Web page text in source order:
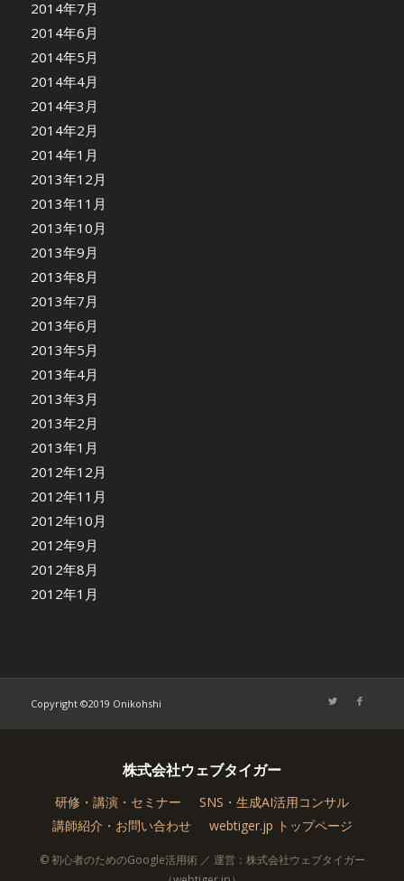
2014年7月
2014年6月
2014年5月
2014年4月
2014年3月
2014年2月
2014年1月
2013年12月
2013年11月
2013年10月
2013年9月
2013年8月
2013年7月
2013年6月
2013年5月
2013年4月
2013年3月
2013年2月
2013年1月
2012年12月
2012年11月
2012年10月
2012年9月
2012年8月
2012年1月
Copyright ©2019 Onikohshi
株式会社ウェブタイガー
研修・講演・セミナー
SNS・生成AI活用コンサル
講師紹介・お問い合わせ
webtiger.jp トップページ
© 初心者のためのGoogle活用術 ／ 運営：株式会社ウェブタイガー